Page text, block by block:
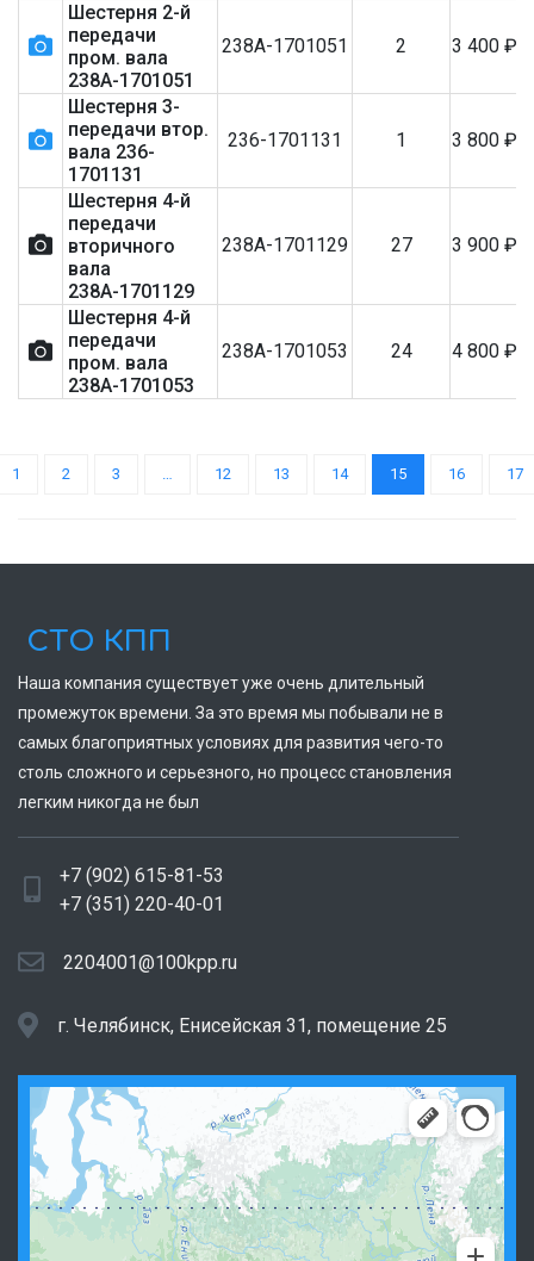
Шестерня 2-й
передачи
пром. вала
238А-1701051
238А-1701051 2 3 400 ₽
Шестерня 3-
передачи втор.
вала 236-
1701131
236-1701131 1 3 800 ₽
Шестерня 4-й
передачи
вторичного
вала
238А-1701129
238А-1701129 27 3 900 ₽
Шестерня 4-й
передачи
пром. вала
238А-1701053
238А-1701053 24 4 800 ₽
1 2 3 … 12 13 14 15 16 17
СТО КПП
Наша компания существует уже очень длительный
промежуток времени. За это время мы побывали не в
самых благоприятных условиях для развития чего-то
столь сложного и серьезного, но процесс становления
легким никогда не был
+7 (902) 615-81-53
+7 (351) 220-40-01
2204001@100kpp.ru
г. Челябинск, Енисейская 31, помещение 25